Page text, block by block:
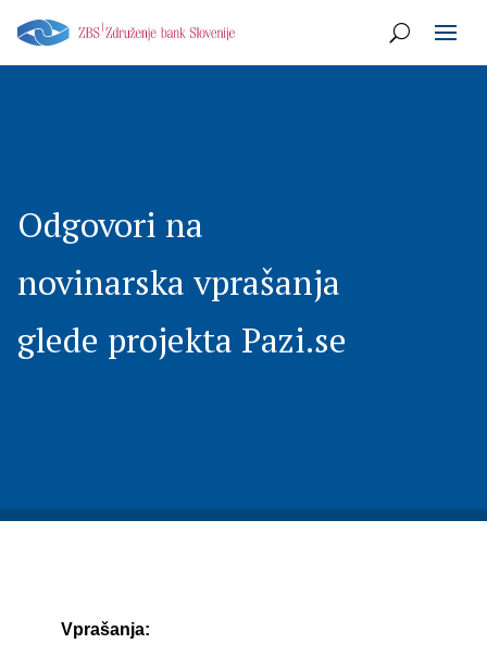
Odgovori na
novinarska vprašanja
glede projekta Pazi.se
Vprašanja: